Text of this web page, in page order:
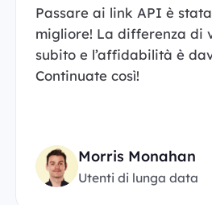
Passare ai link API è
migliore! La differenza di
subito e l’affidabilità è
Continuate così!
Morris Monahan
Utenti di lunga data